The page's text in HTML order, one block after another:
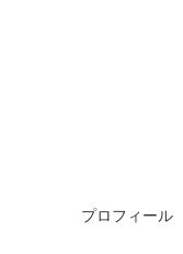
プロフィール